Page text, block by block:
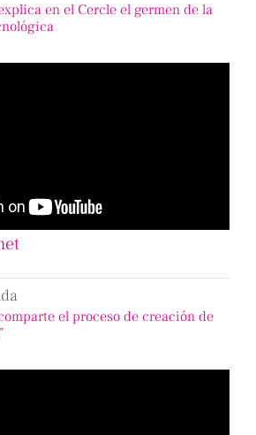
en el Cercle el germen de la
el proceso de creación de